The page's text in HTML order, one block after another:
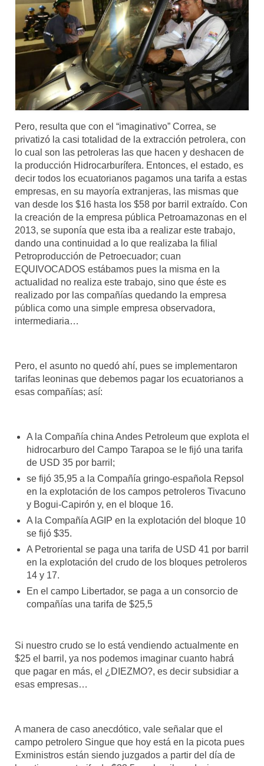
Pero, resulta que con el “imaginativo” Correa, se
privatizó la casi totalidad de la extracción petrolera, con
lo cual son las petroleras las que hacen y deshacen de
la producción Hidrocarburífera. Entonces, el estado, es
decir todos los ecuatorianos pagamos una tarifa a estas
empresas, en su mayoría extranjeras, las mismas que
van desde los $16 hasta los $58 por barril extraído. Con
la creación de la empresa pública Petroamazonas en el
2013, se suponía que esta iba a realizar este trabajo,
dando una continuidad a lo que realizaba la filial
Petroproducción de Petroecuador; cuan
EQUIVOCADOS estábamos pues la misma en la
actualidad no realiza este trabajo, sino que éste es
realizado por las compañías quedando la empresa
pública como una simple empresa observadora,
intermediaria…
Pero, el asunto no quedó ahí, pues se implementaron
tarifas leoninas que debemos pagar los ecuatorianos a
esas compañías; así:
A la Compañía china Andes Petroleum que explota el
hidrocarburo del Campo Tarapoa se le fijó una tarifa
de USD 35 por barril;
se fijó 35,95 a la Compañía gringo-española Repsol
en la explotación de los campos petroleros Tivacuno
y Bogui-Capirón y, en el bloque 16.
A la Compañía AGIP en la explotación del bloque 10
se fijó $35.
A Petroriental se paga una tarifa de USD 41 por barril
en la explotación del crudo de los bloques petroleros
14 y 17.
En el campo Libertador, se paga a un consorcio de
compañías una tarifa de $25,5
Si nuestro crudo se lo está vendiendo actualmente en
$25 el barril, ya nos podemos imaginar cuanto habrá
que pagar en más, el ¿DIEZMO?, es decir subsidiar a
esas empresas…
A manera de caso anecdótico, vale señalar que el
campo petrolero Singue que hoy está en la picota pues
Exministros están siendo juzgados a partir del día de